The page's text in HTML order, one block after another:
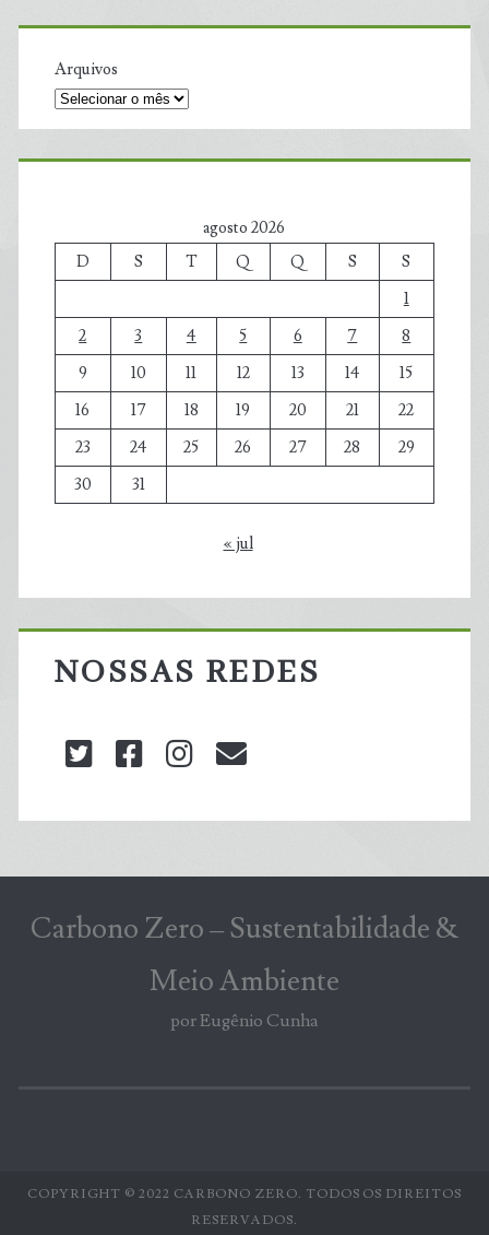
Arquivos
agosto 2026
D
S T Q Q S
S
1
2
3 4 5 6 7
8
9
10 11 12 13 14
15
16
17 18 19 20 21
22
23
24 25 26 27 28
29
30
31
« jul
NOSSAS REDES
twitterfacebookinstagram
Carbono Zero – Sustentabilidade &
Meio Ambiente
por Eugênio Cunha
COPYRIGHT © 2022 CARBONO ZERO. TODOS OS DIREITOS
RESERVADOS.